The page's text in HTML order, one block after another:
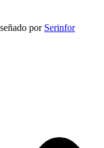
por Serinfor